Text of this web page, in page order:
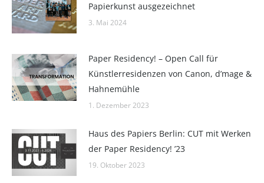
Papierkunst ausgezeichnet
3. Mai 2024
Paper Residency! – Open Call für
Künstlerresidenzen von Canon, d’mage &
Hahnemühle
1. Dezember 2023
Haus des Papiers Berlin: CUT mit Werken
der Paper Residency! ’23
19. Oktober 2023